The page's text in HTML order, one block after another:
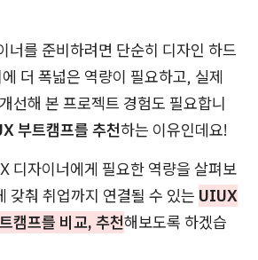
너를 준비하려면 단순히 디자인 하드
더 폭넓은 역량이 필요하고, 실제
선해 본 프로젝트 경험도 필요합니
부트캠프를 추천하는 이유인데요!
디자이너에게 필요한 역량을 살펴보
갖춰 취업까지 연결될 수 있는 UIUX
캠프를 비교, 추천해보도록 하겠습